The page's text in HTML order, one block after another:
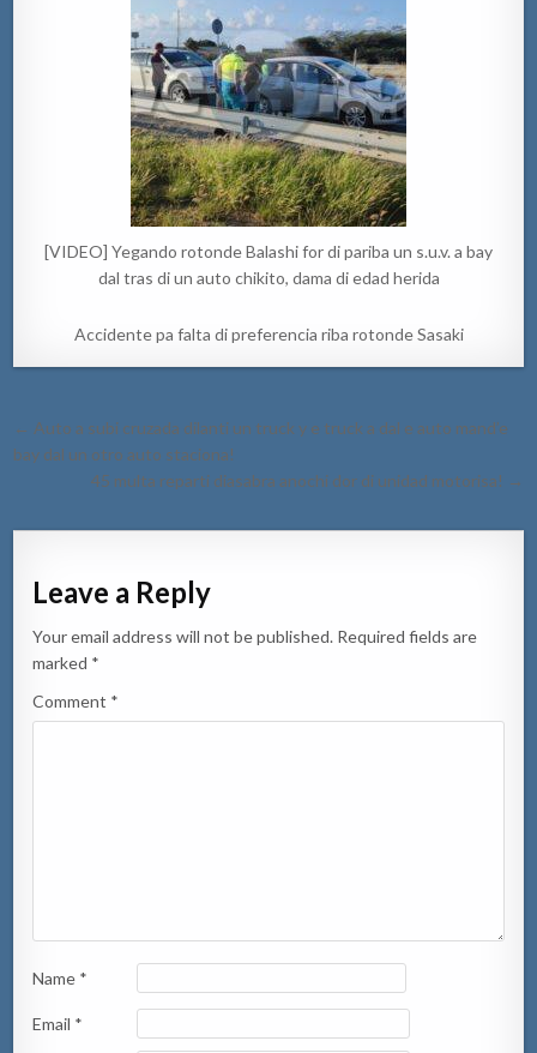
[VIDEO] Yegando rotonde Balashi for di pariba un s.u.v. a bay
dal tras di un auto chikito, dama di edad herida
Accidente pa falta di preferencia riba rotonde Sasaki
Post
navigation
← Auto a subi cruzada dilanti un truck y e truck a dal e auto mand’e
bay dal un otro auto staciona!
45 multa reparti diasabra anochi dor di unidad motorisa! →
Leave a Reply
Your email address will not be published. Required fields are
marked *
Comment *
Name *
Email *